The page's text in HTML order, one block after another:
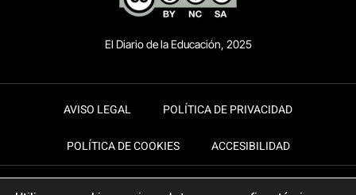
El Diario de la Educación, 2025
AVISO LEGAL POLÍTICA DE PRIVACIDAD
POLÍTICA DE COOKIES ACCESIBILIDAD